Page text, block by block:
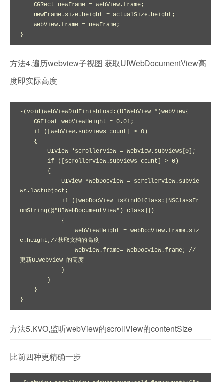
}
方法4.遍历webview子视图 获取UIWebDocumentView高
度即实际高度
-(void)webViewDidFinishLoad:(UIWebView *)webView{
CGFloat webViewHeight = 0.0f;
if ([webView.subviews count] > 0)
{
UIView *scrollerView = webView.subviews[0];
if ([scrollerView.subviews count] > 0)
{
UIView *webDocView = scrollerView.subvie
ws.lastObject;
if ([webDocView isKindOfClass:[NSClassFr
omString(@"UIWebDocumentView") class]])
{
webViewHeight = webDocView.frame.siz
e.height;//获取文档的高度
webView.frame= webDocView.frame; //
更新UIWebView 的高度
}
}
}
}
方法5.KVO,监听webView的scrollView的contentSize
比前四种更精确一步